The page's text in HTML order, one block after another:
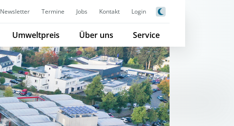
Newsletter Termine Jobs Kontakt Login
Umweltpreis Über uns Service